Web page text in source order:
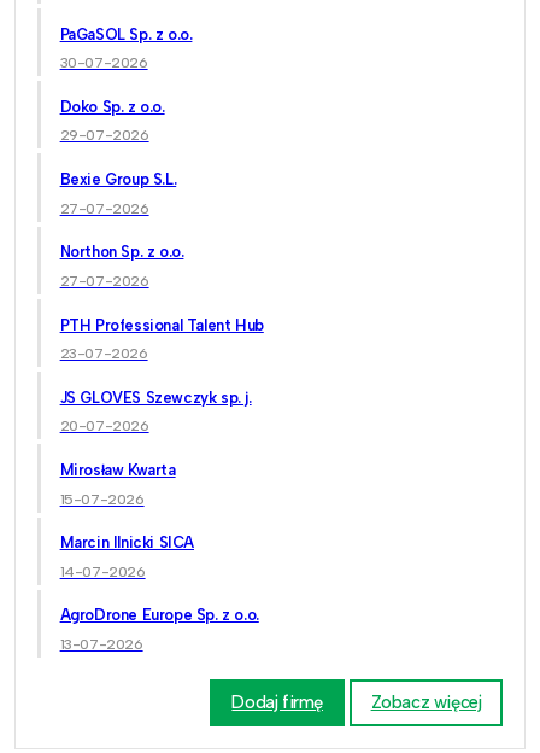
PaGaSOL Sp. z o.o.
30-07-2026
Doko Sp. z o.o.
29-07-2026
Bexie Group S.L.
27-07-2026
Northon Sp. z o.o.
27-07-2026
PTH Professional Talent Hub
23-07-2026
JS GLOVES Szewczyk sp. j.
20-07-2026
Mirosław Kwarta
15-07-2026
Marcin Ilnicki SICA
14-07-2026
AgroDrone Europe Sp. z o.o.
13-07-2026
Dodaj firmę Zobacz więcej